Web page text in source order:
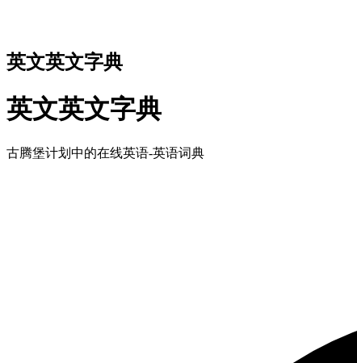
英文英文字典
英文英文字典
古腾堡计划中的在线英语-英语词典